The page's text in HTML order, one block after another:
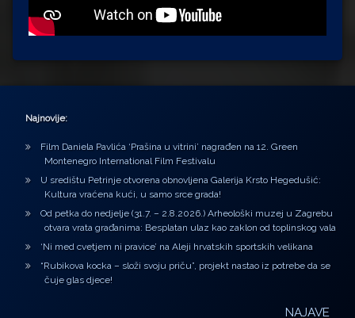
Najnovije:
Film Daniela Pavlića ‘Prašina u vitrini’ nagrađen na 12. Green
Montenegro International Film Festivalu
U središtu Petrinje otvorena obnovljena Galerija Krsto Hegedušić:
Kultura vraćena kući, u samo srce grada!
Od petka do nedjelje (31.7. – 2.8.2026.) Arheološki muzej u Zagrebu
otvara vrata građanima: Besplatan ulaz kao zaklon od toplinskog vala
‘Ni med cvetjem ni pravice’ na Aleji hrvatskih sportskih velikana
“Rubikova kocka – složi svoju priču”, projekt nastao iz potrebe da se
čuje glas djece!
NAJAVE